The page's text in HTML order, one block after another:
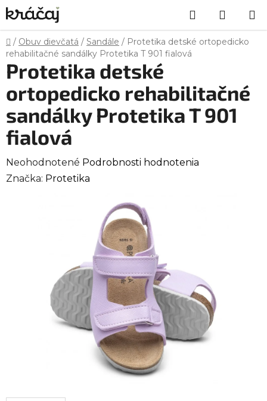
Prejsť
na
obsah
Hľadať
KOŠÍK
Domov
/ Obuv dievčatá / Sandále / Protetika detské ortopedicko
rehabilitačné sandálky Protetika T 901 fialová
Protetika detské
ortopedicko rehabilitačné
sandálky Protetika T 901
fialová
Priemerné
hodnotenie
Neohodnotené Podrobnosti hodnotenia
Značka: Protetika